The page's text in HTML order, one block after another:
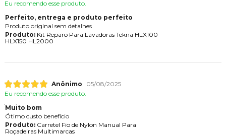
Eu recomendo esse produto.
Perfeito, entrega e produto perfeito
Produto original sem detalhes
Produto:Kit Reparo Para Lavadoras Tekna HLX100
HLX150 HL2000
Anônimo
05/08/2025
Eu recomendo esse produto.
Muito bom
Ótimo custo benefício
Produto:Carretel Fio de Nylon Manual Para
Roçadeiras Multimarcas